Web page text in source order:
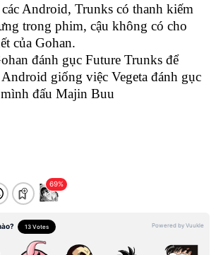
Android, Trunks có thanh kiếm
trong phim, cậu không có cho
của Gohan.
đánh gục Future Trunks để
giống việc Vegeta đánh gục
đấu Majin Buu